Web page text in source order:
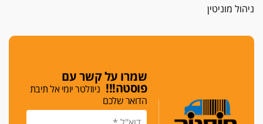
כפר מנדא: עורך דין נעצר בחשד להחזקת שני אקדח
בימ"ש מחוזי: החלטת עמית בכר לדחות מינוי מנכ"ל
חדש ללשכה אינה סבירה
ניהול מוניטין
שמרו על קשר עם
פוסטה!!! ניוזלטר יומי אל תיבת
הדואר שלכם